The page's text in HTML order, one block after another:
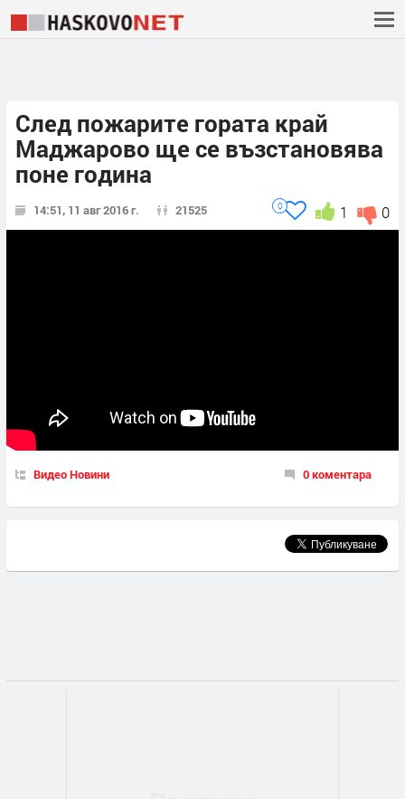
След пожарите гората край
Маджарово ще се възстановява
поне година
14:51, 11 авг 2016 г. 21525 0
1
0
Видео Новини 0 коментара